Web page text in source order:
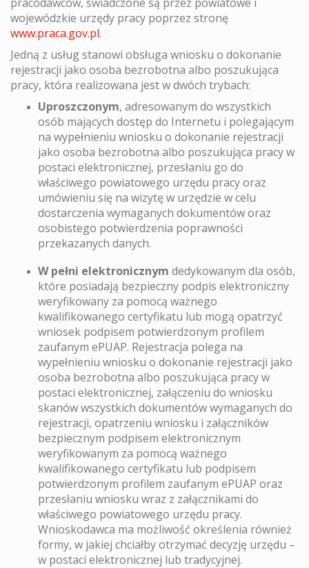
wojewódzkie urzędy pracy poprzez stronę
www.praca.gov.pl.
Jedną z usług stanowi obsługa wniosku o dokonanie
rejestracji jako osoba bezrobotna albo poszukująca
pracy, która realizowana jest w dwóch trybach:
Uproszczonym, adresowanym do wszystkich
osób mających dostęp do Internetu i polegającym
na wypełnieniu wniosku o dokonanie rejestracji
jako osoba bezrobotna albo poszukująca pracy w
postaci elektronicznej, przesłaniu go do
właściwego powiatowego urzędu pracy oraz
umówieniu się na wizytę w urzędzie w celu
dostarczenia wymaganych dokumentów oraz
osobistego potwierdzenia poprawności
przekazanych danych.
W pełni elektronicznym dedykowanym dla osób,
które posiadają bezpieczny podpis elektroniczny
weryfikowany za pomocą ważnego
kwalifikowanego certyfikatu lub mogą opatrzyć
wniosek podpisem potwierdzonym profilem
zaufanym ePUAP. Rejestracja polega na
wypełnieniu wniosku o dokonanie rejestracji jako
osoba bezrobotna albo poszukująca pracy w
postaci elektronicznej, załączeniu do wniosku
skanów wszystkich dokumentów wymaganych do
rejestracji, opatrzeniu wniosku i załączników
bezpiecznym podpisem elektronicznym
weryfikowanym za pomocą ważnego
kwalifikowanego certyfikatu lub podpisem
potwierdzonym profilem zaufanym ePUAP oraz
przesłaniu wniosku wraz z załącznikami do
właściwego powiatowego urzędu pracy.
Wnioskodawca ma możliwość określenia również
formy, w jakiej chciałby otrzymać decyzję urzędu –
w postaci elektronicznej lub tradycyjnej.